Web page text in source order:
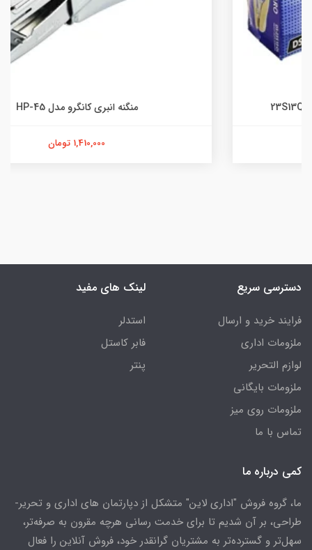
منگنه انبری کانگرو مدل HP-45
دسترسی سریع
فرایند خرید و ارسال
ملزومات اداری
لوازم التحریر
ملزومات بایگانی
ملزومات روی میز
تماس با ما
لینک های مفید
استدلر
فابر کاستل
پنتر
کمی درباره ما
ما، گروه فروش "اداری لاین" متشکل از دپارتمان های اداری و تحریر-
طراحی، بر آن شدیم تا برای خدمت رسانی هرچه مقرون به صرفه‌تر،
سهل‌تر و گسترده‌تر به مشتریان گرانقدر خود، فروش آنلاین را فعال